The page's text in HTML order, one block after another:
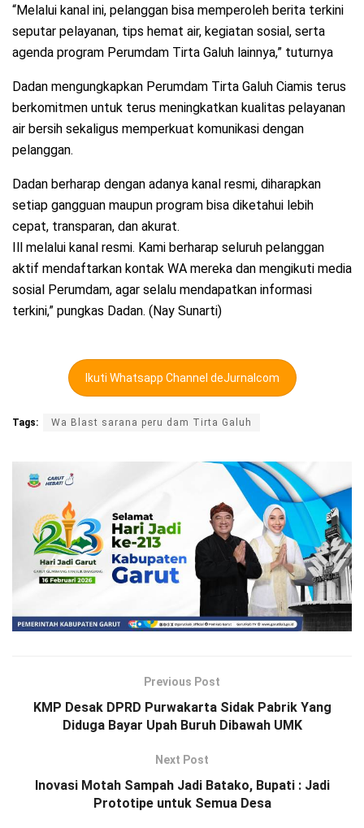
“Melalui kanal ini, pelanggan bisa memperoleh berita terkini
seputar pelayanan, tips hemat air, kegiatan sosial, serta
agenda program Perumdam Tirta Galuh lainnya,” tuturnya
Dadan mengungkapkan Perumdam Tirta Galuh Ciamis terus
berkomitmen untuk terus meningkatkan kualitas pelayanan
air bersih sekaligus memperkuat komunikasi dengan
pelanggan.
Dadan berharap dengan adanya kanal resmi, diharapkan
setiap gangguan maupun program bisa diketahui lebih
cepat, transparan, dan akurat.
Ill melalui kanal resmi. Kami berharap seluruh pelanggan
aktif mendaftarkan kontak WA mereka dan mengikuti media
sosial Perumdam, agar selalu mendapatkan informasi
terkini,” pungkas Dadan. (Nay Sunarti)
Ikuti Whatsapp Channel deJurnalcom
Tags: Wa Blast sarana peru dam Tirta Galuh
Previous Post
KMP Desak DPRD Purwakarta Sidak Pabrik Yang
Diduga Bayar Upah Buruh Dibawah UMK
Next Post
Inovasi Motah Sampah Jadi Batako, Bupati : Jadi
Prototipe untuk Semua Desa